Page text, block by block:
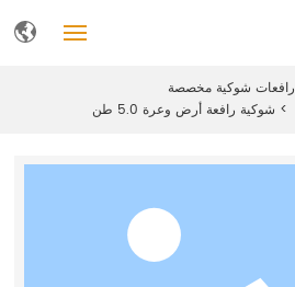
منتجات
رافعات شوكية مخصصة
شوكية رافعة أرض وعرة 5.0 طن